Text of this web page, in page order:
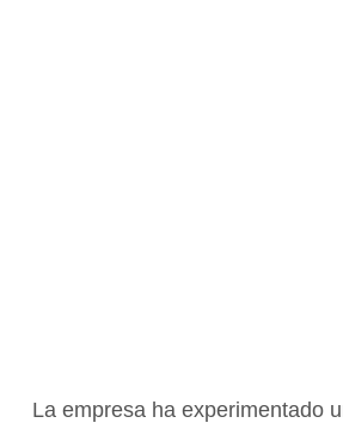
La empresa ha experimentado